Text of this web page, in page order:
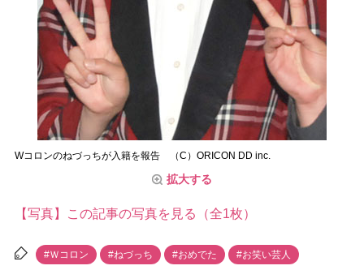
Wコロンのねづっちが入籍を報告 （C）ORICON DD inc.
拡大する
【写真】この記事の写真を見る（全1枚）
#Ｗコロン #ねづっち #おめでた #お笑い芸人